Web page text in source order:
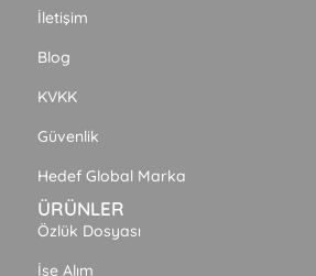
İletişim
Blog
KVKK
Güvenlik
Hedef Global Marka
ÜRÜNLER
Özlük Dosyası
İşe Alım